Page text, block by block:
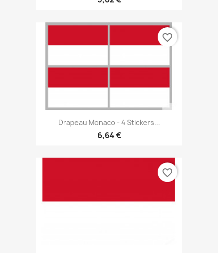
Drapeau Monaco - 4 Stickers...
6,64 €
favorite_border
favorite_border